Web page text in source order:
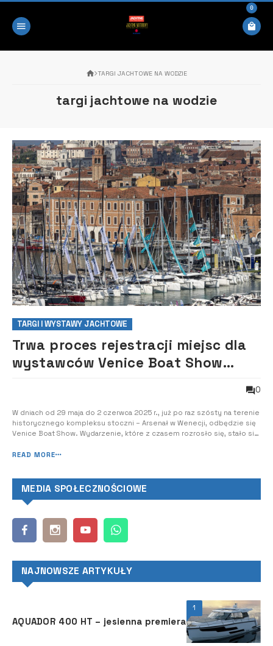
0
TARGI JACHTOWE NA WODZIE
targi jachtowe na wodzie
TARGI I WYSTAWY JACHTOWE
Trwa proces rejestracji miejsc dla
wystawców Venice Boat Show
0
W dniach od 29 maja do 2 czerwca 2025 r., już po raz szósty na terenie
historycznego kompleksu stoczni – Arsenał w Wenecji, odbędzie się
Venice Boat Show. Wydarzenie, które z czasem rozrosło się, stało się
całego wschodniego basenu Morza Śródziemnego, od wybrzeża
READ MORE
MEDIA SPOŁECZNOŚCIOWE
NAJNOWSZE ARTYKUŁY
1
AQUADOR 400 HT – jesienna premiera